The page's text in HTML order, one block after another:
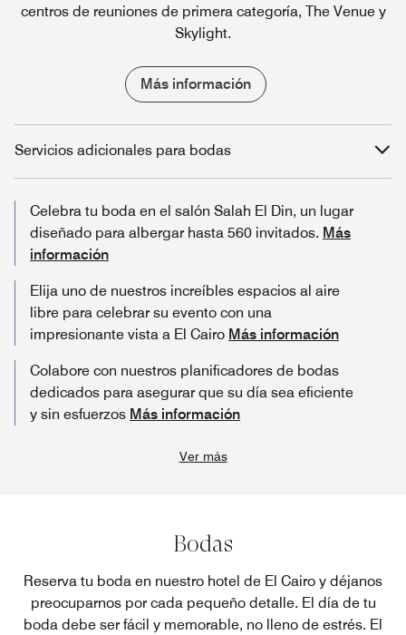
centros de reuniones de primera categoría, The Venue y
Skylight.
Más información
Servicios adicionales para bodas
Celebra tu boda en el salón Salah El Din, un lugar
diseñado para albergar hasta 560 invitados. Más
información
Elija uno de nuestros increíbles espacios al aire
libre para celebrar su evento con una
impresionante vista a El Cairo Más información
Colabore con nuestros planificadores de bodas
dedicados para asegurar que su día sea eficiente
y sin esfuerzos Más información
Ver más
Bodas
Reserva tu boda en nuestro hotel de El Cairo y déjanos
preocuparnos por cada pequeño detalle. El día de tu
boda debe ser fácil y memorable, no lleno de estrés. El